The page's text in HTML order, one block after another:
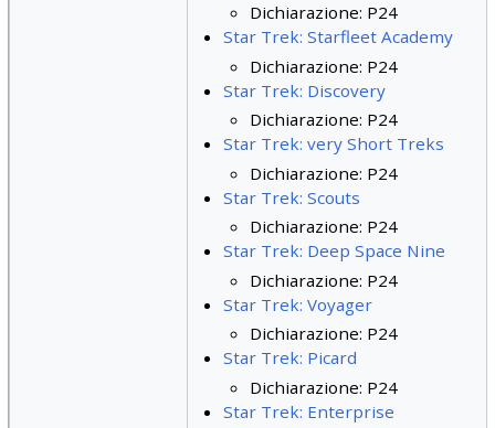
Dichiarazione: P24
Star Trek: Starfleet Academy
Dichiarazione: P24
Star Trek: Discovery
Dichiarazione: P24
Star Trek: very Short Treks
Dichiarazione: P24
Star Trek: Scouts
Dichiarazione: P24
Star Trek: Deep Space Nine
Dichiarazione: P24
Star Trek: Voyager
Dichiarazione: P24
Star Trek: Picard
Dichiarazione: P24
Star Trek: Enterprise